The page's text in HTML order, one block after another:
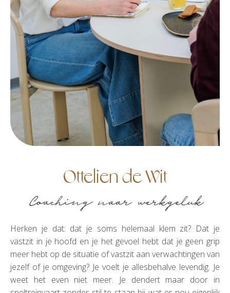
Ottelien de Wit
Coaching naar werkgeluk
Herken je dat: dat je soms helemaal klem zit? Dat je
vastzit in je hoofd en je het gevoel hebt dat je geen grip
meer hebt op de situatie of vastzit aan verwachtingen van
jezelf of je omgeving? Je voelt je allesbehalve levendig. Je
weet het even niet meer. Je dendert maar door in